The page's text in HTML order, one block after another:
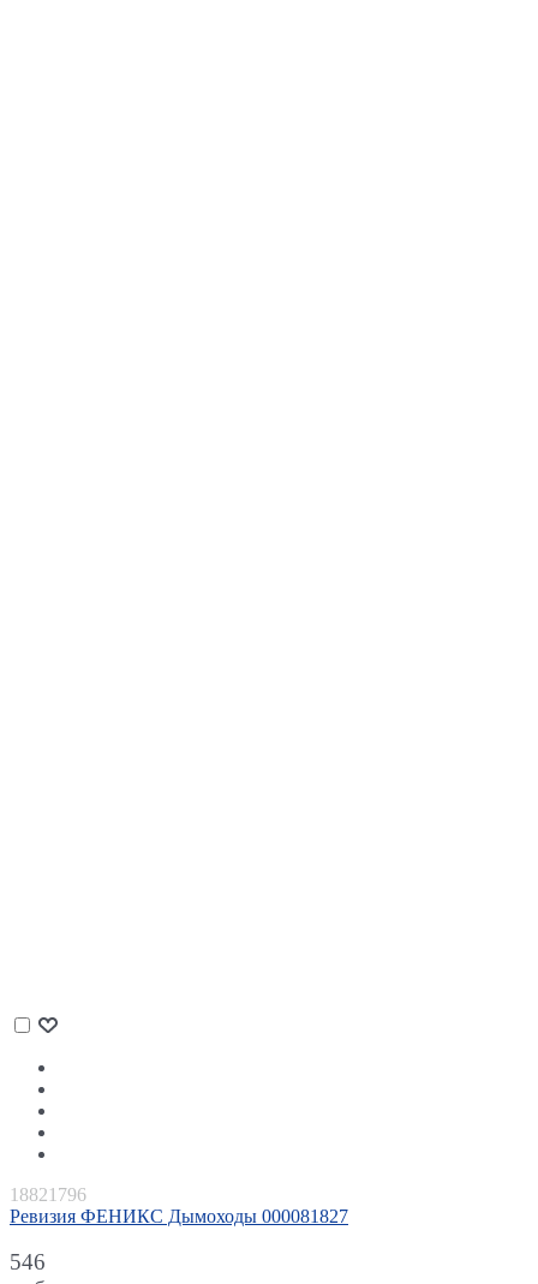
18821796
Ревизия ФЕНИКС Дымоходы 000081827
546